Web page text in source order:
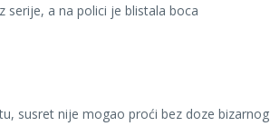
serije, a na polici je blistala boca
susret nije mogao proći bez doze bizarnog